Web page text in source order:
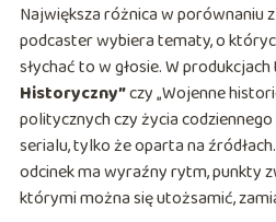
Największa różnica w porównaniu
podcaster wybiera tematy, o
słychać to w głosie. W
Historyczny”czy „Wojenne
politycznych czy życia
serialu, tylko że oparta na
odcinek ma wyraźny rytm, punkty
którymi można się utożsamić,